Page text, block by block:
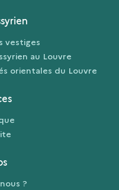
vestiges
au Louvre
orientales du Louvre
?